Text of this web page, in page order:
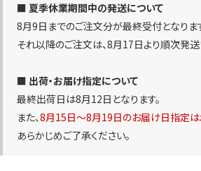
■ 夏季休業期間中の発送について
8月9日までのご注文分が最終受付となりま
それ以降のご注文は、8月17日より順次発送
■ 出荷・お届け指定について
最終出荷日は8月12日となります。
また、8月15日〜8月19日のお届け日指定は
あらかじめご了承ください。